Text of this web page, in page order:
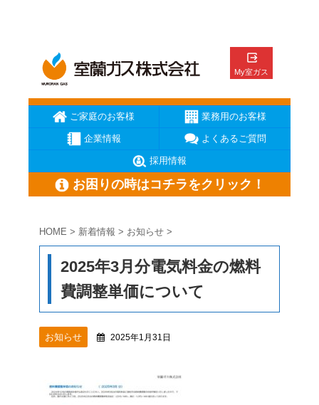
ご家庭のお客様 業務用のお客様
企業情報 よくあるご質問
採用情報
お困りの時はコチラをクリック！
ガス臭いと思ったら ガスが出ない
メーターの復帰方法
HOME > 新着情報 > お知らせ >
2025年3月分電気料金の燃料
費調整単価について
お知らせ 2025年1月31日